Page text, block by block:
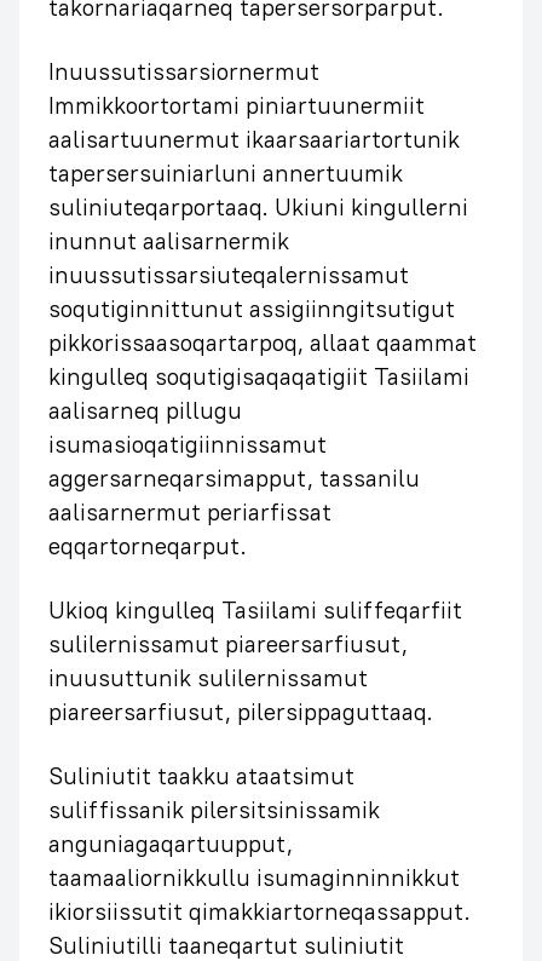
takornariaqarneq tapersersorparput.
Inuussutissarsiornermut
Immikkoortortami piniartuunermiit
aalisartuunermut ikaarsaariartortunik
tapersersuiniarluni annertuumik
suliniuteqarportaaq. Ukiuni kingullerni
inunnut aalisarnermik
inuussutissarsiuteqalernissamut
soqutiginnittunut assigiinngitsutigut
pikkorissaasoqartarpoq, allaat qaammat
kingulleq soqutigisaqaqatigiit Tasiilami
aalisarneq pillugu
isumasioqatigiinnissamut
aggersarneqarsimapput, tassanilu
aalisarnermut periarfissat
eqqartorneqarput.
Ukioq kingulleq Tasiilami suliffeqarfiit
sulilernissamut piareersarfiusut,
inuusuttunik sulilernissamut
piareersarfiusut, pilersippaguttaaq.
Suliniutit taakku ataatsimut
suliffissanik pilersitsinissamik
anguniagaqartuupput,
taamaaliornikkullu isumaginninnikkut
ikiorsiissutit qimakkiartorneqassapput.
Suliniutilli taaneqartut suliniutit